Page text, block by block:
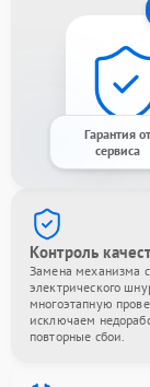
Гарантия от
сервиса
Контроль
Замена механизма
электрического
многоэтапную
исключаем
повторные сбои.